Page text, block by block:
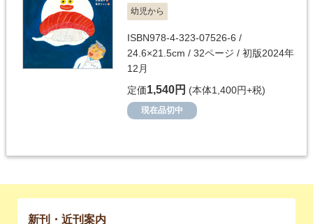
幼児から
ISBN978-4-323-07526-6 /
24.6×21.5cm / 32ページ / 初版2024年
12月
定価1,540円 (本体1,400円+税)
現在品切中
新刊・近刊案内